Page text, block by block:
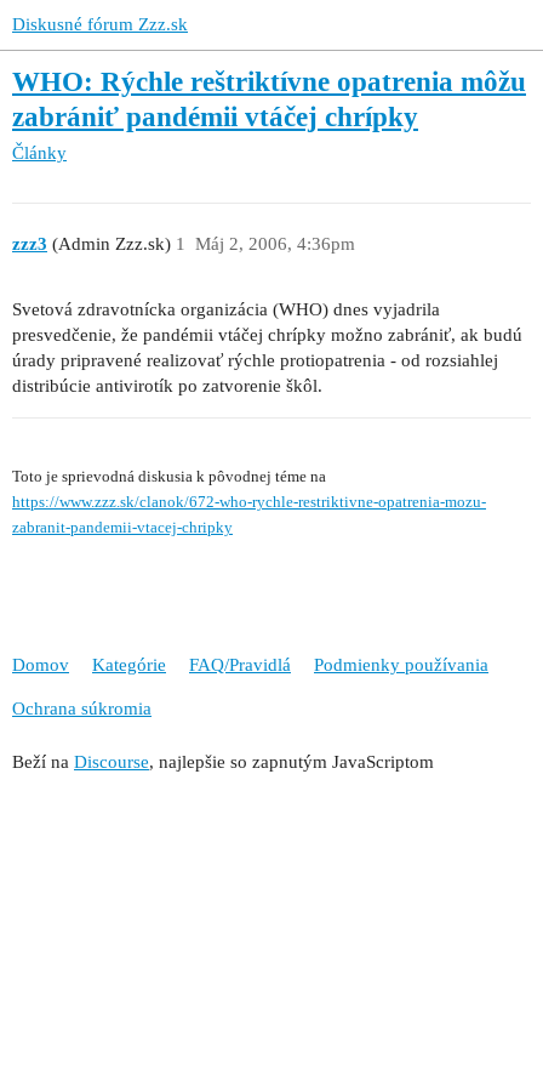
Diskusné fórum Zzz.sk
WHO: Rýchle reštriktívne opatrenia môžu
zabrániť pandémii vtáčej chrípky
Články
zzz3 (Admin Zzz.sk) Máj 2, 2006, 4:36pm
1
Svetová zdravotnícka organizácia (WHO) dnes vyjadrila
presvedčenie, že pandémii vtáčej chrípky možno zabrániť, ak budú
úrady pripravené realizovať rýchle protiopatrenia - od rozsiahlej
distribúcie antivirotík po zatvorenie škôl.
Toto je sprievodná diskusia k pôvodnej téme na
https://www.zzz.sk/clanok/672-who-rychle-restriktivne-opatrenia-mozu-
zabranit-pandemii-vtacej-chripky
Domov Kategórie FAQ/Pravidlá Podmienky používania
Ochrana súkromia
Beží na Discourse, najlepšie so zapnutým JavaScriptom